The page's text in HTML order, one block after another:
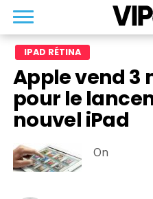
IPAD RÉTINA
Apple vend 3
pour le
nouvel iPad
On